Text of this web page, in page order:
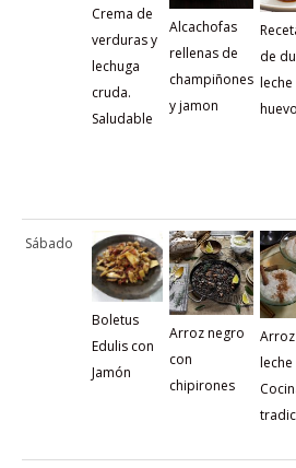
Crema de
verduras y
lechuga
cruda.
Saludable
Alcachofas
rellenas de
champiñones
y jamon
de
leche
Sábado
Boletus
Edulis con
Jamón
Arroz negro
con
chipirones
leche